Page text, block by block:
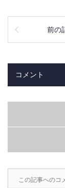
前の
コメント
この記事へのコ